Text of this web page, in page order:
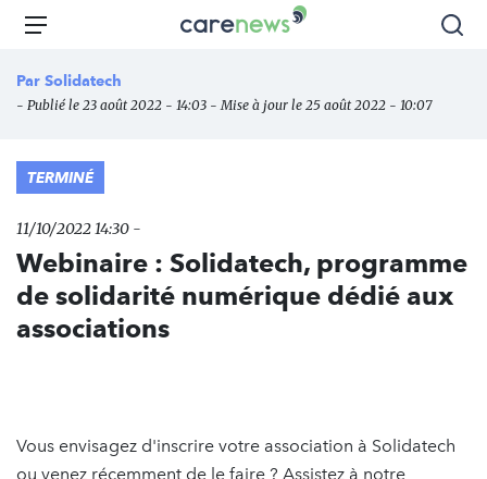
Aller
principal
Carenews,
des
Menu
Par Solidatech
- Publié le 23 août 2022 - 14:03 - Mise à jour le 25 août 2022 - 10:07
TERMINÉ
11/10/2022 14:30 -
Webinaire : Solidatech, programme
de solidarité numérique dédié aux
associations
Vous envisagez d'inscrire votre association à Solidatech
ou venez récemment de le faire ? Assistez à notre